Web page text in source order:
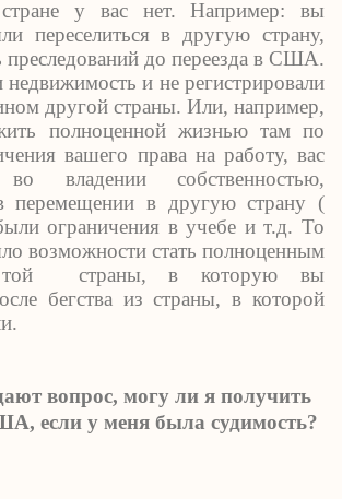
у вас нет. Например: вы
переселиться в другую страну,
преследований до переезда в США.
и не регистрировали
другой страны. Или, например,
полноценной жизнью там по
вашего права на работу, вас
во владении собственностью,
перемещении в другую страну (
ограничения в учебе и т.д. То
возможности стать полноценным
страны, в которую вы
бегства из страны, в которой
вопрос, могу ли я получить
если у меня была судимость?